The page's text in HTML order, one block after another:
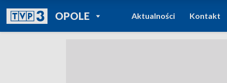
OPOLEPOWRÓT DO
TVP REGIONY
Aktualności Kontakt